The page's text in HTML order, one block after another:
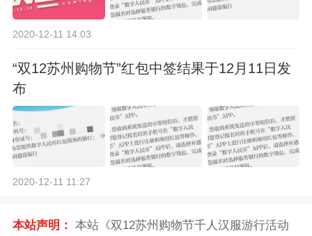
2020-12-11 14:03
“双12苏州购物节”红包中签结果于12月11日发
布
2020-12-11 11:27
本站声明： 本站《双12苏州购物节千人汉服游行活动